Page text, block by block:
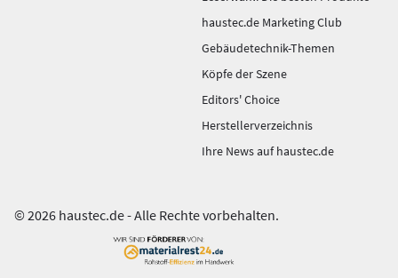
haustec.de Marketing Club
Gebäudetechnik-Themen
Köpfe der Szene
Editors' Choice
Herstellerverzeichnis
Ihre News auf haustec.de
© 2026 haustec.de - Alle Rechte vorbehalten.